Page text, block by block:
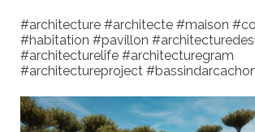
#architecture #architecte #maison
#habitation #pavillon
#architecturelife #architecturegram
#architectureproject